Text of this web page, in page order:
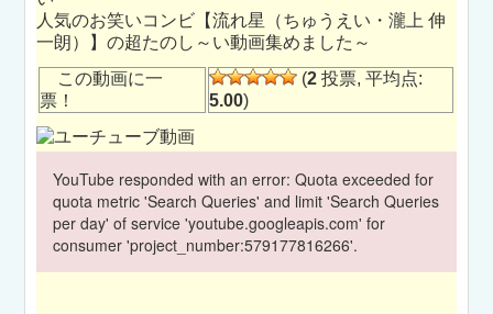
人気のお笑いコンビ【流れ星（ちゅうえい・瀧上 伸
一朗）】の超たのし～い動画集めました～
この動画に一
票！
(2 投票, 平均点:
5.00)
YouTube responded with an error: Quota exceeded for
quota metric 'Search Queries' and limit 'Search Queries
per day' of service 'youtube.googleapis.com' for
consumer 'project_number:579177816266'.